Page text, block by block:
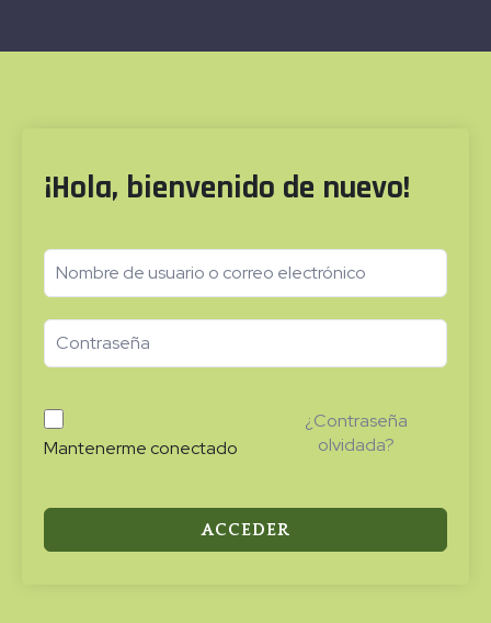
¡Hola, bienvenido de nuevo!
Mantenerme conectado
¿Contraseña
olvidada?
ACCEDER